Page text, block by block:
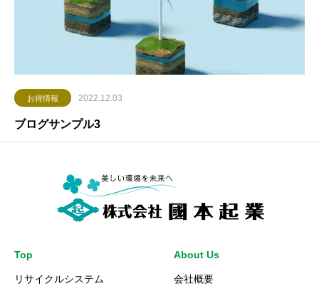
お得情報 2022.12.03
ブログサンプル3
Top
リサイクルシステム
About Us
会社概要